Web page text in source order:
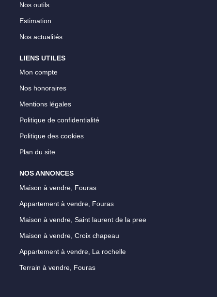
Nos outils
Estimation
Nos actualités
LIENS UTILES
Mon compte
Nos honoraires
Mentions légales
Politique de confidentialité
Politique des cookies
Plan du site
NOS ANNONCES
Maison à vendre, Fouras
Appartement à vendre, Fouras
Maison à vendre, Saint laurent de la pree
Maison à vendre, Croix chapeau
Appartement à vendre, La rochelle
Terrain à vendre, Fouras